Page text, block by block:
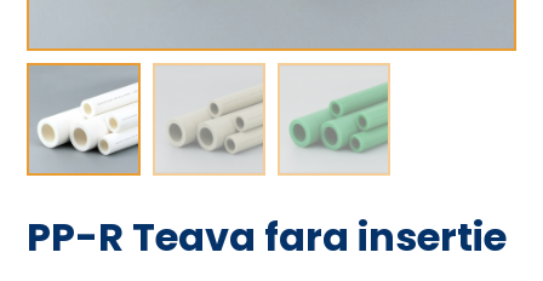
PP-R Teava fara insertie